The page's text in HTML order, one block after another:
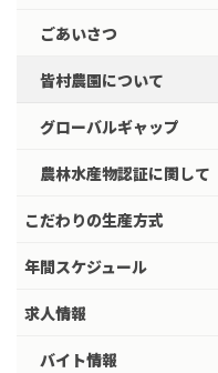
ごあいさつ
皆村農園について
グローバルギャップ
農林水産物認証に関して
こだわりの生産方式
年間スケジュール
求人情報
バイト情報